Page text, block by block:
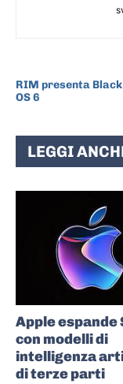
RIM presenta
OS 6
LEGGI
Apple espande
con modelli di
intelligenza
di terze parti